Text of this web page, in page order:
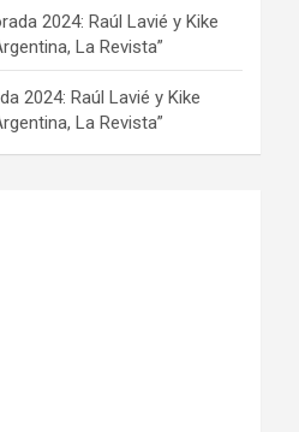
2024: Raúl Lavié y Kike
La Revista”
2024: Raúl Lavié y Kike
La Revista”